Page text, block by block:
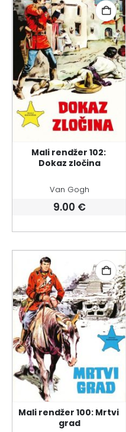
Mali rendžer 102:
Dokaz zločina
Van Gogh
9.00 €
Mali rendžer 100: Mrtvi
grad